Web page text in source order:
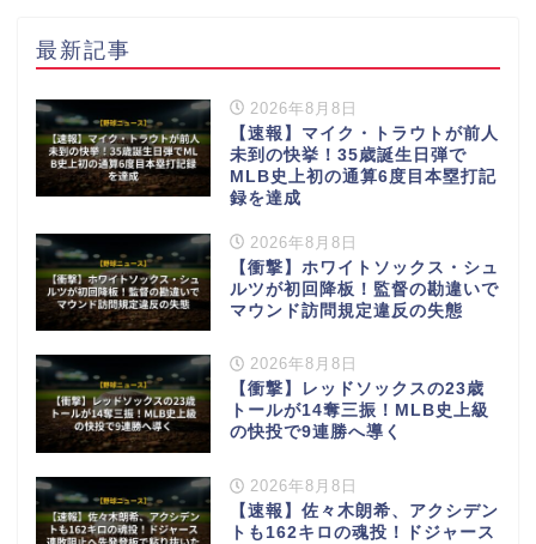
最新記事
2026年8月8日
【速報】マイク・トラウトが前人
未到の快挙！35歳誕生日弾で
MLB史上初の通算6度目本塁打記
録を達成
2026年8月8日
【衝撃】ホワイトソックス・シュ
ルツが初回降板！監督の勘違いで
マウンド訪問規定違反の失態
2026年8月8日
【衝撃】レッドソックスの23歳
トールが14奪三振！MLB史上級
の快投で9連勝へ導く
2026年8月8日
【速報】佐々木朗希、アクシデン
トも162キロの魂投！ドジャース